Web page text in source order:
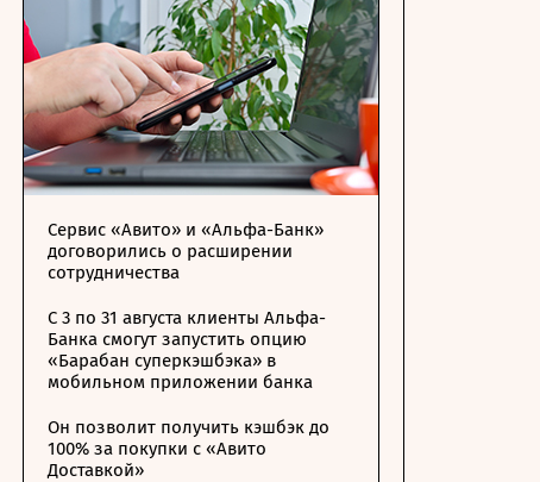
Сервис «Авито» и «Альфа-Банк»
договорились о расширении
сотрудничества
С 3 по 31 августа клиенты Альфа-
Банка смогут запустить опцию
«Барабан суперкэшбэка» в
мобильном приложении банка
Он позволит получить кэшбэк до
100% за покупки с «Авито
Доставкой»